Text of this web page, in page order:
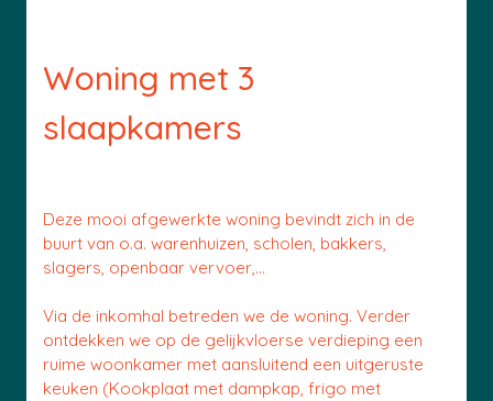
Woning met 3
slaapkamers
Deze mooi afgewerkte woning bevindt zich in de
buurt van o.a. warenhuizen, scholen, bakkers,
slagers, openbaar vervoer,...
Via de inkomhal betreden we de woning. Verder
ontdekken we op de gelijkvloerse verdieping een
ruime woonkamer met aansluitend een uitgeruste
keuken (Kookplaat met dampkap, frigo met